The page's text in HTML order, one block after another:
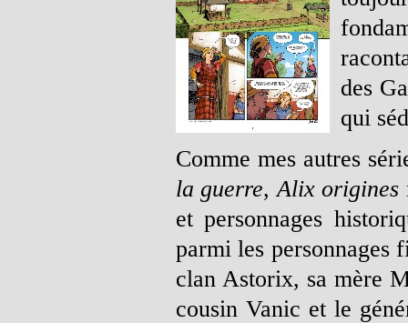
La 3ème planche de l'album, avec la
ferme où a grandi Alix jusqu'à l'âge
de sept ans
des
qui
Comme mes autres
la guerre,Alix origines
et personnages
parmi les
clan Astorix, sa mère
cousin Vanic et le